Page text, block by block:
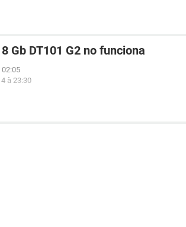
Gb DT101 G2 no funciona
02:05
à 23:30